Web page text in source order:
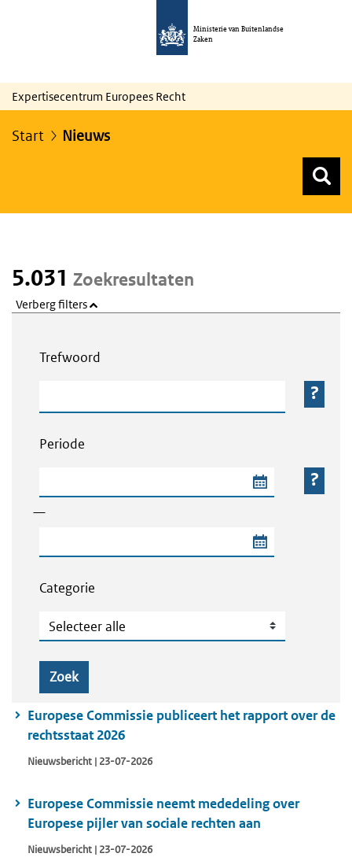
Ministerie van Buitenlandse
Zaken
Expertisecentrum Europees Recht
Start Nieuws
5.031 Zoekresultaten
Verberg filters
Trefwoord
Periode
—
Categorie
Categorie
Zoek
Europese Commissie publiceert het rapport over de
rechtsstaat 2026
Nieuwsbericht | 23-07-2026
Europese Commissie neemt mededeling over
Europese pijler van sociale rechten aan
Nieuwsbericht | 23-07-2026